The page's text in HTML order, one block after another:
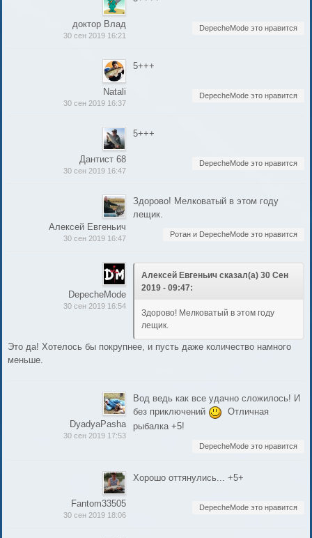
доктор Влад
30 сен 2019 16:21
DepecheMode это нравится
Natali
30 сен 2019 16:37
5+++
DepecheMode это нравится
Дантист 68
30 сен 2019 16:47
5+++
DepecheMode это нравится
Алексей Евгеньич
30 сен 2019 16:47
Здорово! Мелковатый в этом году
лещик.
Ротан и DepecheMode это нравится
DepecheMode
30 сен 2019 16:54
Алексей Евгеньич сказал(а) 30 Сен
2019 - 09:47:
Здорово! Мелковатый в этом году
лещик.
Это да! Хотелось бы покрупнее, и пусть даже количество намного
меньше.
DyadyaPasha
30 сен 2019 17:53
Вод ведь как все удачно сложилось! И
без приключений
Отличная
рыбалка +5!
DepecheMode это нравится
Fantom33505
30 сен 2019 18:06
Хорошо оттянулись... +5+
DepecheMode это нравится